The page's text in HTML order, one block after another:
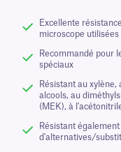
Excellente
microscope utilisées
Recommandé pour
spéciaux
Résistant au xylène,
alcools, au
(MEK), à
Résistant
d'alternatives/